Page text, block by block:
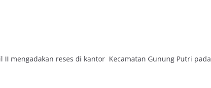
II mengadakan reses di kantor Kecamatan Gunung Putri pada